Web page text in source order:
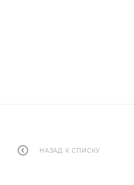
НАЗАД К СПИСКУ